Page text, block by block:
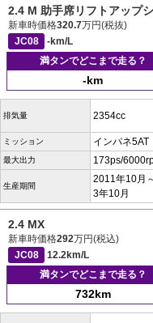
2.4 M 助手席リフトアップ
新車時価格320.7万円(税抜)
JC08
-km/L
満タンでどこまで走る？
-km
排気量 2354cc
ミッション インパネ5AT
最大出力 173ps/
生産期間
2011年10月
3年10月
2.4 MX
新車時価格292万円(税込)
JC08
12.2km/L
満タンでどこまで走る？
732km